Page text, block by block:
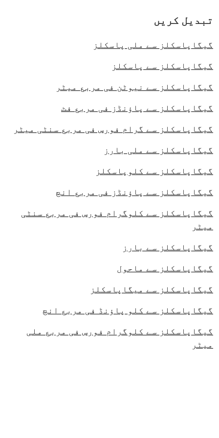
تبدیل کریں
گیگاپاسکلز سے ملی پاسکلز
گیگاپاسکلز سے پاسکلز
گیگاپاسکلز سے نیوٹن فی مربع میٹر
گیگاپاسکلز سے پاؤنڈز فی مربع فٹ
گیگاپاسکلز سے گرام فورس فی مربع سنٹی میٹر
گیگاپاسکلز سے ملی بارز
گیگاپاسکلز سے کلوپاسکلز
گیگاپاسکلز سے پاؤنڈز فی مربع انچ
گیگاپاسکلز سے کلوگرام فورس فی مربع سنٹی
میٹر
گیگاپاسکلز سے بارز
گیگاپاسکلز سے ماحول
گیگاپاسکلز سے میگاپاسکلز
گیگاپاسکلز سے کلو پاؤنڈ فی مربع انچ
گیگاپاسکلز سے کلوگرام فورس فی مربع ملی
میٹر